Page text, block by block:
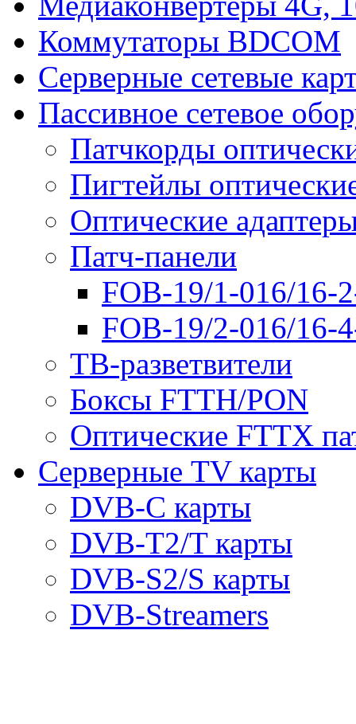
Коммутаторы BDCOM
Серверные сетевые
Пассивное сетевое
Патчкорды
Пигтейлы
Оптические
Патч-панели
FOB-19/1-016/16-
FOB-19/2-016/16-
ТВ-разветвители
Боксы FTTH/PON
Оптические FTTX
Серверные TV карты
DVB-C карты
DVB-T2/T карты
DVB-S2/S карты
DVB-Streamers